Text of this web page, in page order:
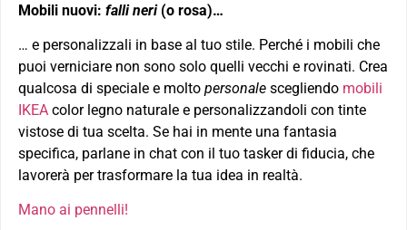
Mobili nuovi: falli neri(o rosa)…
… e personalizzali in base al tuo stile. Perché i mobili che
puoi verniciare non sono solo quelli vecchi e rovinati. Crea
qualcosa di speciale e molto personalescegliendo mobili
IKEAcolor legno naturale e personalizzandoli con tinte
vistose di tua scelta. Se hai in mente una fantasia
specifica, parlane in chat con il tuo tasker di fiducia, che
lavorerà per trasformare la tua idea in realtà.
Mano ai pennelli!